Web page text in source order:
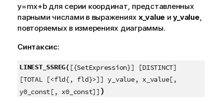
y=mx+bдля серии координат, представленных
парными числами в выражениях x_value иy_value,
повторяемых в измерениях диаграммы.
Синтаксис:
LINEST_SSREG( [{SetExpression}] [DISTINCT]
[TOTAL [<fld{, fld}>]] y_value, x_value[,
y0_const[, x0_const]] )